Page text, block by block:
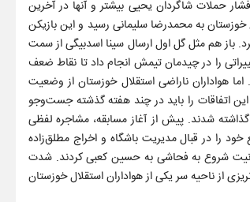
حملات شاگردان یحیی بیشتر و آنها در آخرین
به محمدرضا سلیمانی رسید و این بازیکن
باز هم مثل گل اول ارسال سینا اسدبیگی از سمت
را در چیدمان تیمش انجام داد تا نقاط ضعف
هواداران ناراضی استقلال خوزستان از وضعیت
اتفاقات را باید در چند هفته گذشته جست‌وجو
شدند. پیش از آغاز مسابقه، مشاجره لفظی
را در قبال مدیریت باشگاه و اخراج مطلق‌زاده
شروع به فحاشی به حسین کعبی کردند. شدت
از ناحیه سر یکی از هواداران استقلال خوزستان